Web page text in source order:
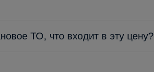
ТО, что входит в эту цену?